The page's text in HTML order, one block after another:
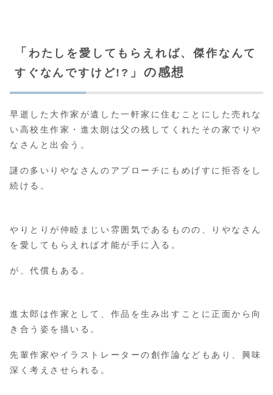
「 わたしを愛してもらえれば、傑作なんて
すぐなんですけど!? 」の感想
早逝した大作家が遺した一軒家に住むことにした売れな
い高校生作家・進太朗は父の残してくれたその家でりや
なさんと出会う。
謎の多いりやなさんのアプローチにもめげすに拒否をし
続ける。
やりとりが仲睦まじい雰囲気であるものの、りやなさん
を愛してもらえれば才能が手に入る。
が、代償もある。
進太郎は作家として、作品を生み出すことに正面から向
き合う姿を描いる。
先輩作家やイラストレーターの創作論などもあり、興味
深く考えさせられる。